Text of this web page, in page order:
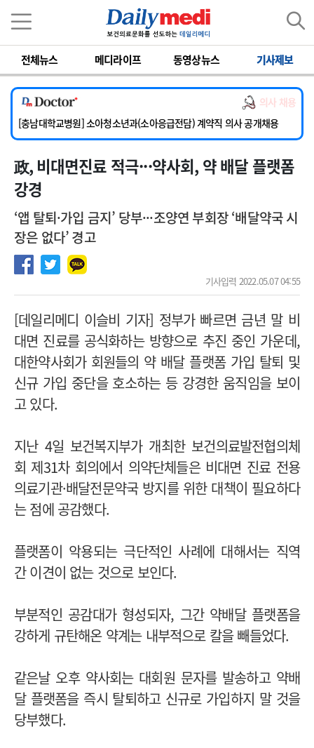
전체뉴스 메디라이프 동영상뉴스 기사제보
의사 채용
[서울아산병원] 2026년 하반기 인턴 모집
[영남대학교의료원] 마취통증의학과 임기제 임상의사 채용
[충남대학교병원] 소아청소년과(소아응급전담) 계약직 의사 공개채용
[동부병원] 계약직(응급의학과 전문의) 직원모집
[이대목동병원] 하반기 전공의(레지던트1년차) 모집
[서울아산병원] 2026년 하반기 인턴 모집
[영남대학교의료원] 마취통증의학과 임기제 임상의사 채용
政, 비대면진료 적극···약사회, 약 배달 플랫폼
강경
‘앱 탈퇴·가입 금지’ 당부···조양연 부회장 ‘배달약국 시
장은 없다’ 경고
기사입력 2022.05.07 04:55
[데일리메디 이슬비 기자] 정부가 빠르면 금년 말 비
대면 진료를 공식화하는 방향으로 추진 중인 가운데,
대한약사회가 회원들의 약 배달 플랫폼 가입 탈퇴 및
신규 가입 중단을 호소하는 등 강경한 움직임을 보이
고 있다.
지난 4일 보건복지부가 개최한 보건의료발전협의체
회 제31차 회의에서 의약단체들은 비대면 진료 전용
의료기관·배달전문약국 방지를 위한 대책이 필요하다
는 점에 공감했다.
플랫폼이 악용되는 극단적인 사례에 대해서는 직역
간 이견이 없는 것으로 보인다.
부분적인 공감대가 형성되자, 그간 약배달 플랫폼을
강하게 규탄해온 약계는 내부적으로 칼을 빼들었다.
같은날 오후 약사회는 대회원 문자를 발송하고 약배
달 플랫폼을 즉시 탈퇴하고 신규로 가입하지 말 것을
당부했다.